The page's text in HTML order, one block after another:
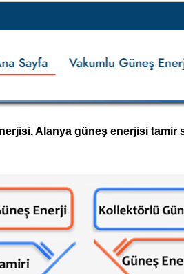
Alanya güneş enerjisi tamir